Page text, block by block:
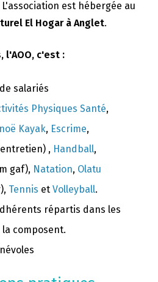
L'association est hébergée au
El Hogar à Anglet.
l'AOO, c'est :
salariés
Physiques Santé,
Kayak, Escrime,
, Handball,
gaf), Natation, Olatu
Tennis et Volleyball.
répartis dans les
la composent.